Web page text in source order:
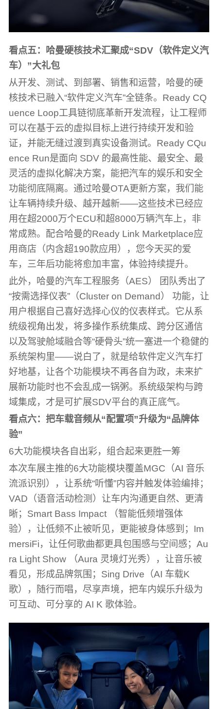
看点五： 哈曼硬核技术汇聚成“SDV（软件定义汽
车）”大礼包
从开发、测试、到部署、销售和运营，哈曼的硬
核技术已融入“软件定义汽车”全链条。Ready CQ
uence Loop工具链彻底革新开发流程，让工程师
可以在基于云的虚拟目标上进行持续开发和验
证，并能无缝过渡到真实设备测试。Ready CQu
ence Run是面向 SDV 的最高性能、最安全、最
灵活的虚拟化解决方案，能把汽车的娱乐和安全
功能彻底隔离。通过哈曼OTA更新方案，我们能
让车辆持续升级、越开越新——这些技术已经应
用在超2000万个ECU和超8000万辆汽车上，非
常成熟。配合哈曼的Ready Link Marketplace应
用商店（内含超190款应用），您今天买的爱
车，三年后功能将愈加丰富，体验持续提升。
此外，哈曼的汽车工程服务（AES） 团队秀出了
“按需选择仪表”（Cluster on Demand） 功能，让
用户根据自己喜好选择心仪的仪表样式。它从系
统级视角出发，将多操作系统集成、跨分区通信
以及驾驶舱域融合等“硬骨头”统一塞进一个稳健的
系统架构里——说白了，就是给软件定义汽车打
好地基，让各个功能模块不再各自为政，未来扩
展新功能时也不会乱成一锅粥。系统级架构与跨
域集成，才是可扩展SDV平台的真正底气。
看点六： 把车载音频从“配置项”升级为“品牌体
验”
6大功能模块各自出彩，组合起来更胜一筹
本次车展主推的6大功能模块覆盖MGC（AI 音乐
流派识别），让系统“听懂”内容并触发体验编排；
VAD（语音活动检测）让车内沟通更自然、更清
晰；Smart Bass Impact （智能低频增强体
验），让低频不止被听见，更能被身体感到；Im
mersiFi，让任何歌曲都更具包围感与空间感；Au
ra Light Show （Aura 灵境灯光秀），让音乐被
看见，形成品牌氛围；Sing Drive（AI 车载K
歌），随行而唱，尽享声境，把车内娱乐升级为
可互动、可分享的 AI K 歌体验。